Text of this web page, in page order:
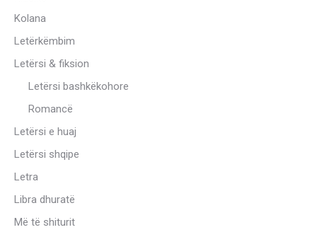
Kolana
Letërkëmbim
Letërsi & fiksion
Letërsi bashkëkohore
Romancë
Letërsi e huaj
Letërsi shqipe
Letra
Libra dhuratë
Më të shiturit